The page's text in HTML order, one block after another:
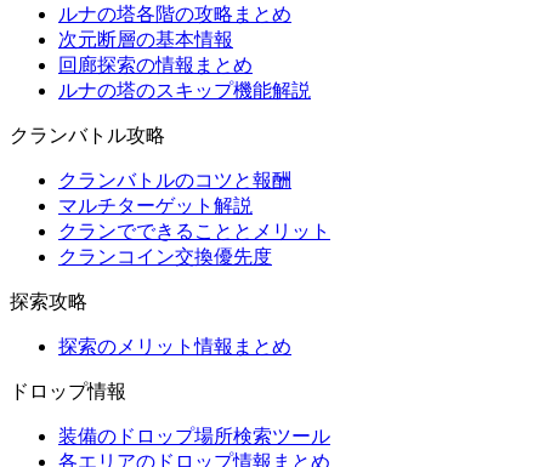
ルナの塔各階の攻略まとめ
次元断層の基本情報
回廊探索の情報まとめ
ルナの塔のスキップ機能解説
クランバトル攻略
クランバトルのコツと報酬
マルチターゲット解説
クランでできることとメリット
クランコイン交換優先度
探索攻略
探索のメリット情報まとめ
ドロップ情報
装備のドロップ場所検索ツール
各エリアのドロップ情報まとめ